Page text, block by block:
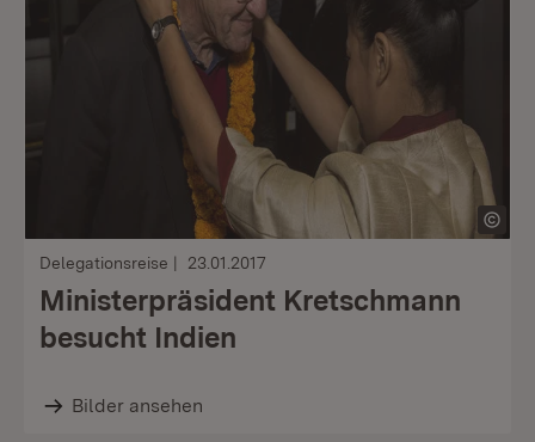
Delegationsreise 23.01.2017
Ministerpräsident Kretschmann
besucht Indien
Bilder ansehen